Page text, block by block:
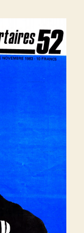
gauche
ou
comment
lutter
pour
France
française